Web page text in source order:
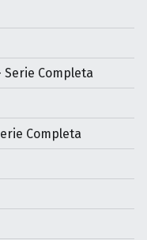
Serie Completa
Completa